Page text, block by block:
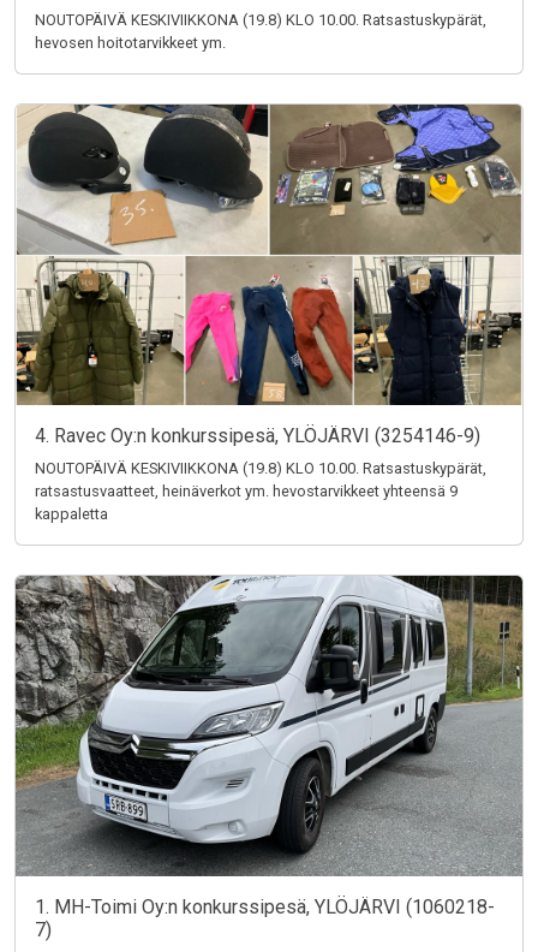
NOUTOPÄIVÄ KESKIVIIKKONA (19.8) KLO 10.00. Ratsastuskypärät,
hevosen hoitotarvikkeet ym.
4. Ravec Oy:n konkurssipesä, YLÖJÄRVI (3254146-9)
NOUTOPÄIVÄ KESKIVIIKKONA (19.8) KLO 10.00. Ratsastuskypärät,
ratsastusvaatteet, heinäverkot ym. hevostarvikkeet yhteensä 9
kappaletta
1. MH-Toimi Oy:n konkurssipesä, YLÖJÄRVI (1060218-
7)